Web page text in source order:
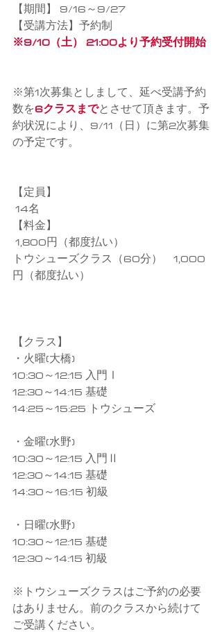
【期間】 9/16～9/27
【受講方法】予約制
※9/10（土） 21:00より予約受付開始
※第1次募集としまして、延べ受講予約
数を6クラスまでとさせて頂きます。予
約状況により、9/11（日）に第2次募集
の予定です。
【定員】
14名
【料金】
1,800円（都度払い）
トウシューズクラス（60分）　1,000
円（都度払い）
【クラス】
・火曜(大橋)
10:30～12:15 入門Ⅰ
12:30～14:15 基礎
14:25～15:25 トウシューズ
・金曜(水野)
10:30～12:15 入門Ⅱ
12:30～14:15 基礎
14:30～16:15 初級
・日曜(水野)
10:30～12:15 基礎
12:30～14:15 初級
※トウシューズクラスはご予約の必要
はありません。前のクラスから続けて
ご受講ください。